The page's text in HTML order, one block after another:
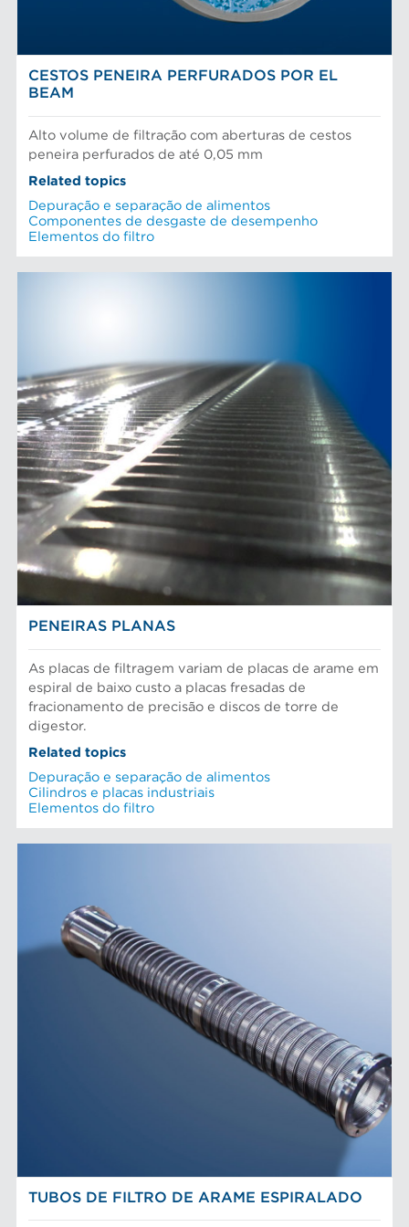
CESTOS PENEIRA PERFURADOS POR EL
BEAM
Alto volume de filtração com aberturas de cestos
peneira perfurados de até 0,05 mm
Related topics
Depuração e separação de alimentos
Componentes de desgaste de desempenho
Elementos do filtro
PENEIRAS PLANAS
As placas de filtragem variam de placas de arame em
espiral de baixo custo a placas fresadas de
fracionamento de precisão e discos de torre de
digestor.
Related topics
Depuração e separação de alimentos
Cilindros e placas industriais
Elementos do filtro
TUBOS DE FILTRO DE ARAME ESPIRALADO